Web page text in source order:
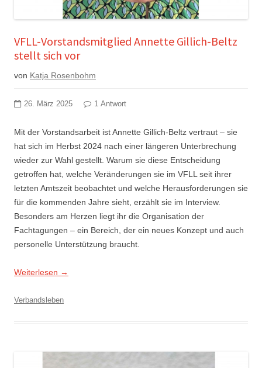
VFLL-Vorstandsmitglied Annette Gillich-Beltz
stellt sich vor
von Katja Rosenbohm
26. März 2025 1 Antwort
Mit der Vorstandsarbeit ist Annette Gillich-Beltz vertraut – sie
hat sich im Herbst 2024 nach einer längeren Unterbrechung
wieder zur Wahl gestellt. Warum sie diese Entscheidung
getroffen hat, welche Veränderungen sie im VFLL seit ihrer
letzten Amtszeit beobachtet und welche Herausforderungen sie
für die kommenden Jahre sieht, erzählt sie im Interview.
Besonders am Herzen liegt ihr die Organisation der
Fachtagungen – ein Bereich, der ein neues Konzept und auch
personelle Unterstützung braucht.
Weiterlesen →
Verbandsleben